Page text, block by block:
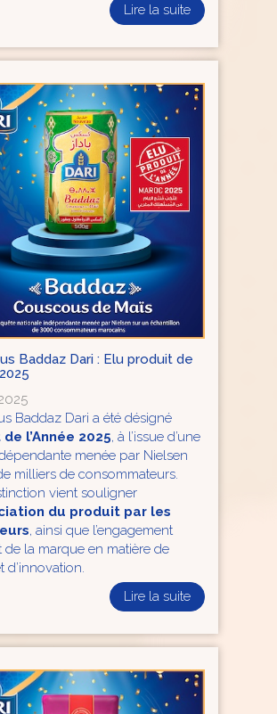
Lire la suite
Baddaz Dari : Elu produit de
Baddaz Dari a été désigné
l’Année 2025, à l’issue d’une
menée par Nielsen
milliers de consommateurs.
vient souligner
du produit par les
, ainsi que l’engagement
de la marque en matière de
d’innovation.
Lire la suite